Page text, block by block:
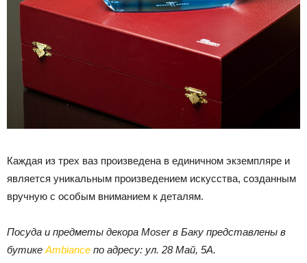
Каждая из трех ваз произведена в единичном экземпляре и
является уникальным произведением искусства, созданным
вручную с особым вниманием к деталям.
Посуда и предметы декора Moser в Баку представлены в
бутике Ambiance по адресу: ул. 28 Май, 5A.